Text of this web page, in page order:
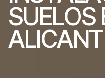
SUELOS
ALICANT